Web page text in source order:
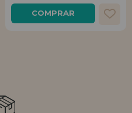
COMPRAR